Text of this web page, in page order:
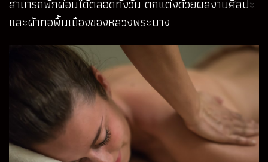
สามารถพักผ่อนได้ตลอดทั้งวัน ตกแต่งด้วยผลงานศิลปะ
และผ้าทอพื้นเมืองของหลวงพระบาง